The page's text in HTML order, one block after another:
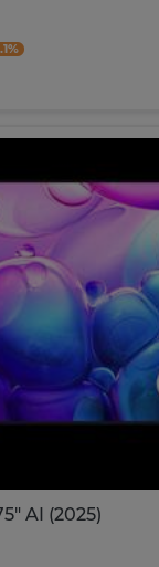
AI (2025)